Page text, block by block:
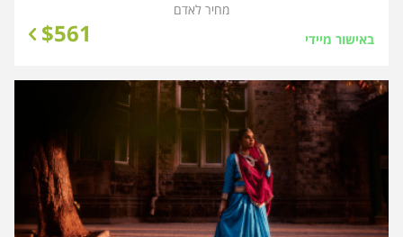
באישור מיידי $561
מחיר לאדם